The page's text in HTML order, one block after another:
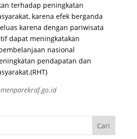
terhadap peningkatan
karena efek berganda
karena dengan pariwisata
dapat meningkatakan
nasional
pendapatan dan
Cari